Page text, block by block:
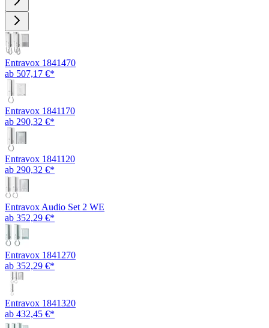
Entravox 1841470
ab 507,17 €*
Entravox 1841170
ab 290,32 €*
Entravox 1841120
ab 290,32 €*
Entravox Audio Set 2 WE
ab 352,29 €*
Entravox 1841270
ab 352,29 €*
Entravox 1841320
ab 432,45 €*